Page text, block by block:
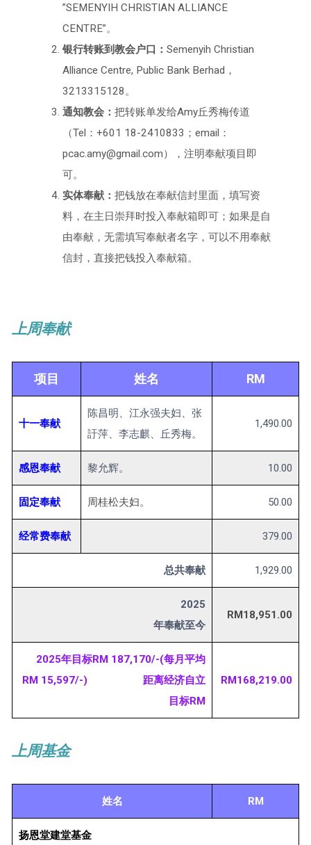
”SEMENYIH CHRISTIAN ALLIANCE
CENTRE”。
银行转账到教会户口： Semenyih Christian
Alliance Centre, Public Bank Berhad，
3213315128。
通知教会： 把转账单发给Amy丘秀梅传道
（Tel：+601 18-2410833；email：
pcac.amy@gmail.com），注明奉献项目即
可。
实体奉献： 把钱放在奉献信封里面，填写资
料，在主日崇拜时投入奉献箱即可；如果是自
由奉献，无需填写奉献者名字，可以不用奉献
信封，直接把钱投入奉献箱。
上周奉献
项目 姓名 RM
十一奉献
陈昌明、江永强夫妇、张
訏萍、李志麒、丘秀梅。
1,490.00
感恩奉献 黎允辉。 10.00
固定奉献 周桂松夫妇。 50.00
经常费奉献 379.00
总共奉献 1,929.00
2025
年奉献至今
RM18,951.00
2025年目标RM 187,170/-(每月平均
RM 15,597/-) 距离经济自立
目标RM
RM168,219.00
上周基金
姓名 RM
扬恩堂建堂基金